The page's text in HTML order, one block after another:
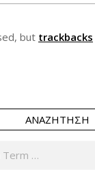
but trackbacks
ΑΝΑΖΉΤΗΣΗ